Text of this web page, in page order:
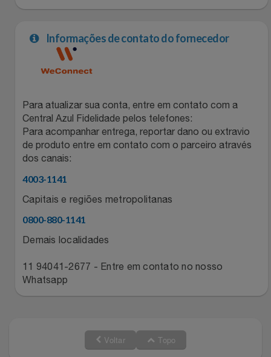
Informações de contato do fornecedor
Para atualizar sua conta, entre em contato com a
Central Azul Fidelidade pelos telefones:
Para acompanhar entrega, reportar dano ou extravio
de produto entre em contato com o parceiro através
dos canais:
4003-1141
Capitais e regiões metropolitanas
0800-880-1141
Demais localidades
11 94041-2677 - Entre em contato no nosso
Whatsapp
Voltar Topo